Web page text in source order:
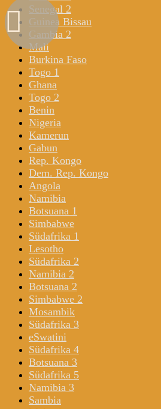
Senegal 2
Guinea Bissau
Gambia 2
Mali
Burkina Faso
Togo 1
Ghana
Togo 2
Benin
Nigeria
Kamerun
Gabun
Rep. Kongo
Dem. Rep. Kongo
Angola
Namibia
Botsuana 1
Simbabwe
Südafrika 1
Lesotho
Südafrika 2
Namibia 2
Botsuana 2
Simbabwe 2
Mosambik
Südafrika 3
eSwatini
Südafrika 4
Botsuana 3
Südafrika 5
Namibia 3
Sambia